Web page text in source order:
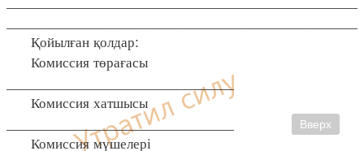
Қойылған қолдар:
Комиссия төрағасы
____________________________
Комиссия хатшысы
____________________________
Комиссия мүшелері
Вверх